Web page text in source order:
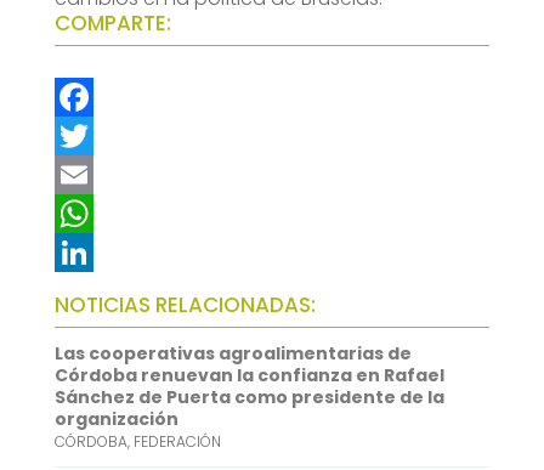
COMPARTE:
F
a
c
e
b
o
o
k
T
w
t
t
e
r
E
m
a
i
l
W
h
a
t
s
A
L
i
n
k
e
NOTICIAS RELACIONADAS:
Las cooperativas agroalimentarias de
Córdoba renuevan la confianza en Rafael
Sánchez de Puerta como presidente de la
organización
CÓRDOBA, FEDERACIÓN